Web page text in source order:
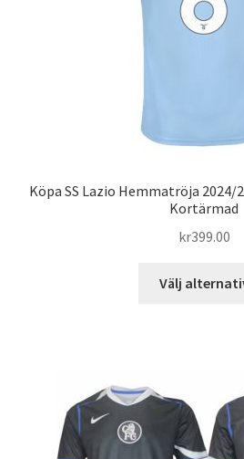
Köpa SS Lazio Hemmatröja 2024/
Kortärmad
kr399.00
Välj